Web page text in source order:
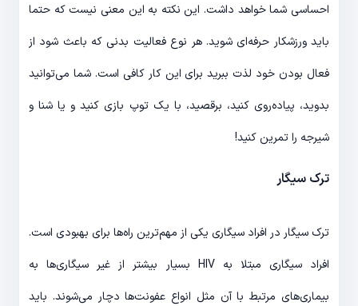
احساسی شما خواهد داشت. این نکته به این معنی نیست که حتما
باید ورزشکار حرفه‌ای شوید. هر نوع فعالیت بدنی که باعث شود از
فعال بودن خود لذت ببرید برای این کار کافی است. شما می‌توانید
بدوید، پیاده‌روی کنید، برقصید، با یک توپ بازی کنید و یا شنا و
شیرجه را تمرین کنید!
ترک سیگار
ترک سیگار در افراد سیگاری یکی از مهم‌ترین راه‌ها برای بهبودی است.
افراد سیگاری مبتلا به HIV بسیار بیشتر از غیر سیگاری‌ها به
بیماری‌های مرتبط با آن مثل انواع عفونت‌ها دچار می‌شوند. باید